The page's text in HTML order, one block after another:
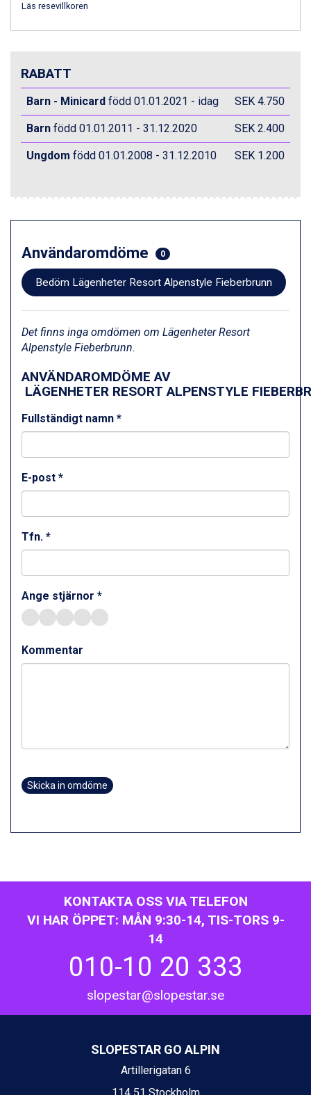
Läs resevillkoren
RABATT
Barn - Minicard född 01.01.2021 - idag SEK 4.750
Barn född 01.01.2011 - 31.12.2020 SEK 2.400
Ungdom född 01.01.2008 - 31.12.2010 SEK 1.200
Användaromdöme 0
Bedöm Lägenheter Resort Alpenstyle Fieberbrunn
Det finns inga omdömen om Lägenheter Resort
Alpenstyle Fieberbrunn.
ANVÄNDAROMDÖME AV
LÄGENHETER RESORT ALPENSTYLE
Fullständigt namn *
E-post *
Tfn. *
Ange stjärnor *
Kommentar
Skicka in omdöme
KONTAKTA OSS VIA TELEFON
VI HAR ÖPPET: MÅN 9:30-14, TIS-TORS 9-
14
010-10 20 333
slopestar@slopestar.se
SLOPESTAR GO ALPIN
Artillerigatan 6